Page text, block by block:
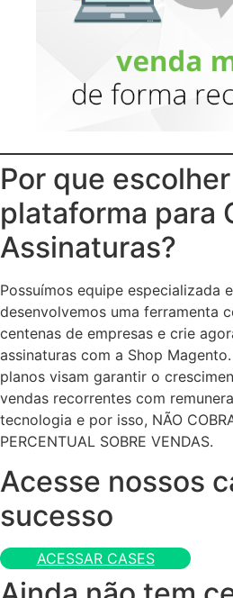
Por que
plataforma para
Assinaturas?
Possuímos equipe especializada
desenvolvemos uma ferramenta
centenas de empresas e crie
assinaturas com a Shop
planos visam garantir o
vendas recorrentes com
tecnologia e por isso, NÃO
PERCENTUAL SOBRE VENDAS.
Acesse nossos
sucesso
ACESSAR CASES